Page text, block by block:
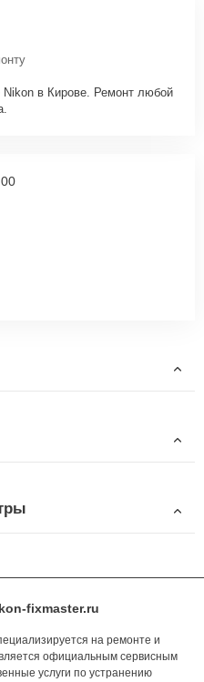
в Кирове. Ремонт любой
fixmaster.ru
на ремонте и
официальным сервисным
услуги по устранению